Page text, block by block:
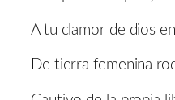
A tu clamor de dios
De tierra femenina